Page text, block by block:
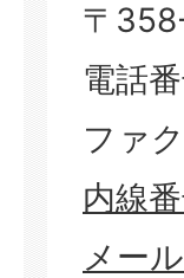
〒
電話
ファ
内線
メー